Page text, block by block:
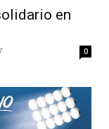
en
0